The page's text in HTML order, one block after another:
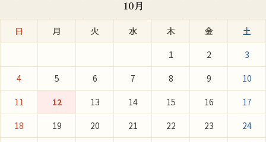
10月
日 月 火 水 木 金
土
1
2
3
4
5 6 7 8 9
10
11
12 13 14 15 16
17
18
19 20 21 22 23
24